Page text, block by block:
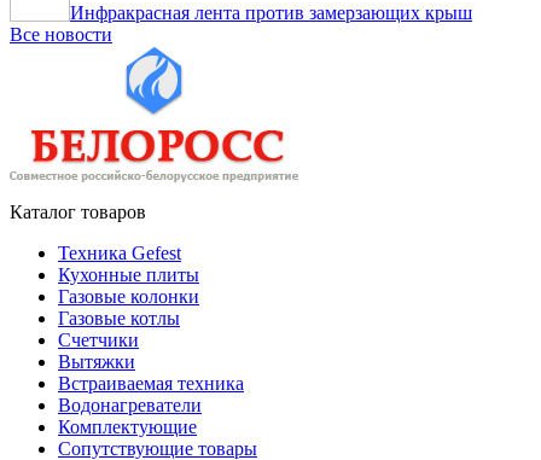
Инфракрасная лента против замерзающих крыш
Все новости
Каталог товаров
Техника Gefest
Кухонные плиты
Газовые колонки
Газовые котлы
Счетчики
Вытяжки
Встраиваемая техника
Водонагреватели
Комплектующие
Сопутствующие товары